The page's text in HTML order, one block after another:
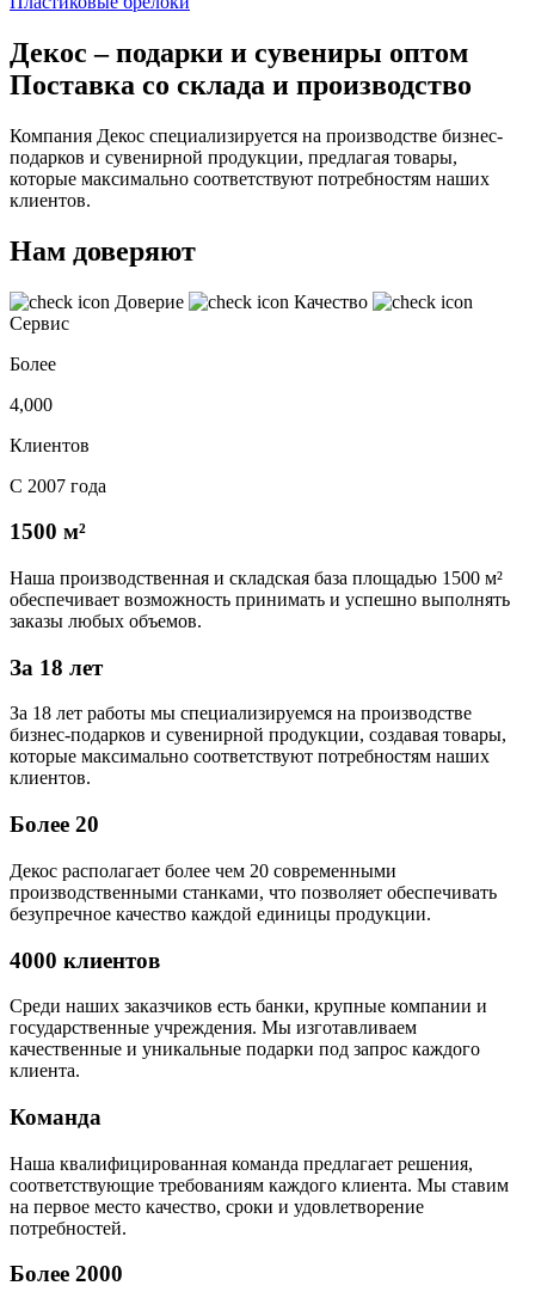
Декос – подарки и сувениры оптом
Поставка со склада и производство
Компания Декос специализируется на производстве бизнес-
подарков и сувенирной продукции, предлагая товары,
которые максимально соответствуют потребностям наших
клиентов.
Нам доверяют
Доверие
Качество
Сервис
Более
4,000
Клиентов
С 2007 года
1500 м²
Наша производственная и складская база площадью 1500 м²
обеспечивает возможность принимать и успешно выполнять
заказы любых объемов.
За 18 лет
За 18 лет работы мы специализируемся на производстве
бизнес-подарков и сувенирной продукции, создавая товары,
которые максимально соответствуют потребностям наших
клиентов.
Более 20
Декос располагает более чем 20 современными
производственными станками, что позволяет обеспечивать
безупречное качество каждой единицы продукции.
4000 клиентов
Среди наших заказчиков есть банки, крупные компании и
государственные учреждения. Мы изготавливаем
качественные и уникальные подарки под запрос каждого
клиента.
Команда
Наша квалифицированная команда предлагает решения,
соответствующие требованиям каждого клиента. Мы ставим
на первое место качество, сроки и удовлетворение
потребностей.
Более 2000